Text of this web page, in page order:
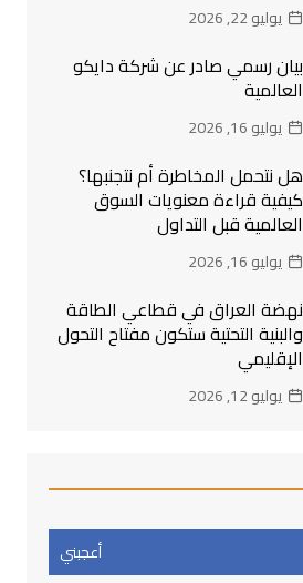
يوليو 22, 2026
بيان رسمي صادر عن شركة دايكو
العالمية
يوليو 16, 2026
هل نتحمل المخاطرة أم نتجنبها؟
كيفية قراءة معنويات السوق
العالمية قبل التداول
يوليو 16, 2026
نهضة العراق في قطاعي الطاقة
والبنية التحتية ستكون مفتاح التحول
الإقليمي
يوليو 12, 2026
أعجبني